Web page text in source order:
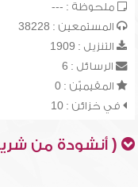
ملحوظة : ---
المستمعين : 38228
التنزيل : 1909
الرسائل : 6
المقيميّن : 0
في خزائن : 10
( أنشودة من